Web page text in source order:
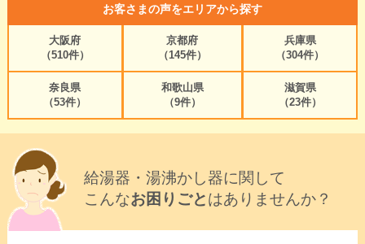
お客さまの声をエリアから探す
大阪府
（510件）
京都府
（145件）
兵庫県
（304件）
奈良県
（53件）
和歌山県
（9件）
滋賀県
（23件）
給湯器・湯沸かし器に関して
こんなお困りごとはありませんか？